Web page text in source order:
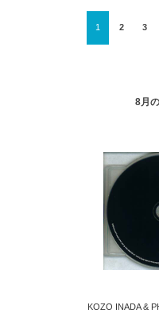
1 2 3
8月
KOZO INADA &